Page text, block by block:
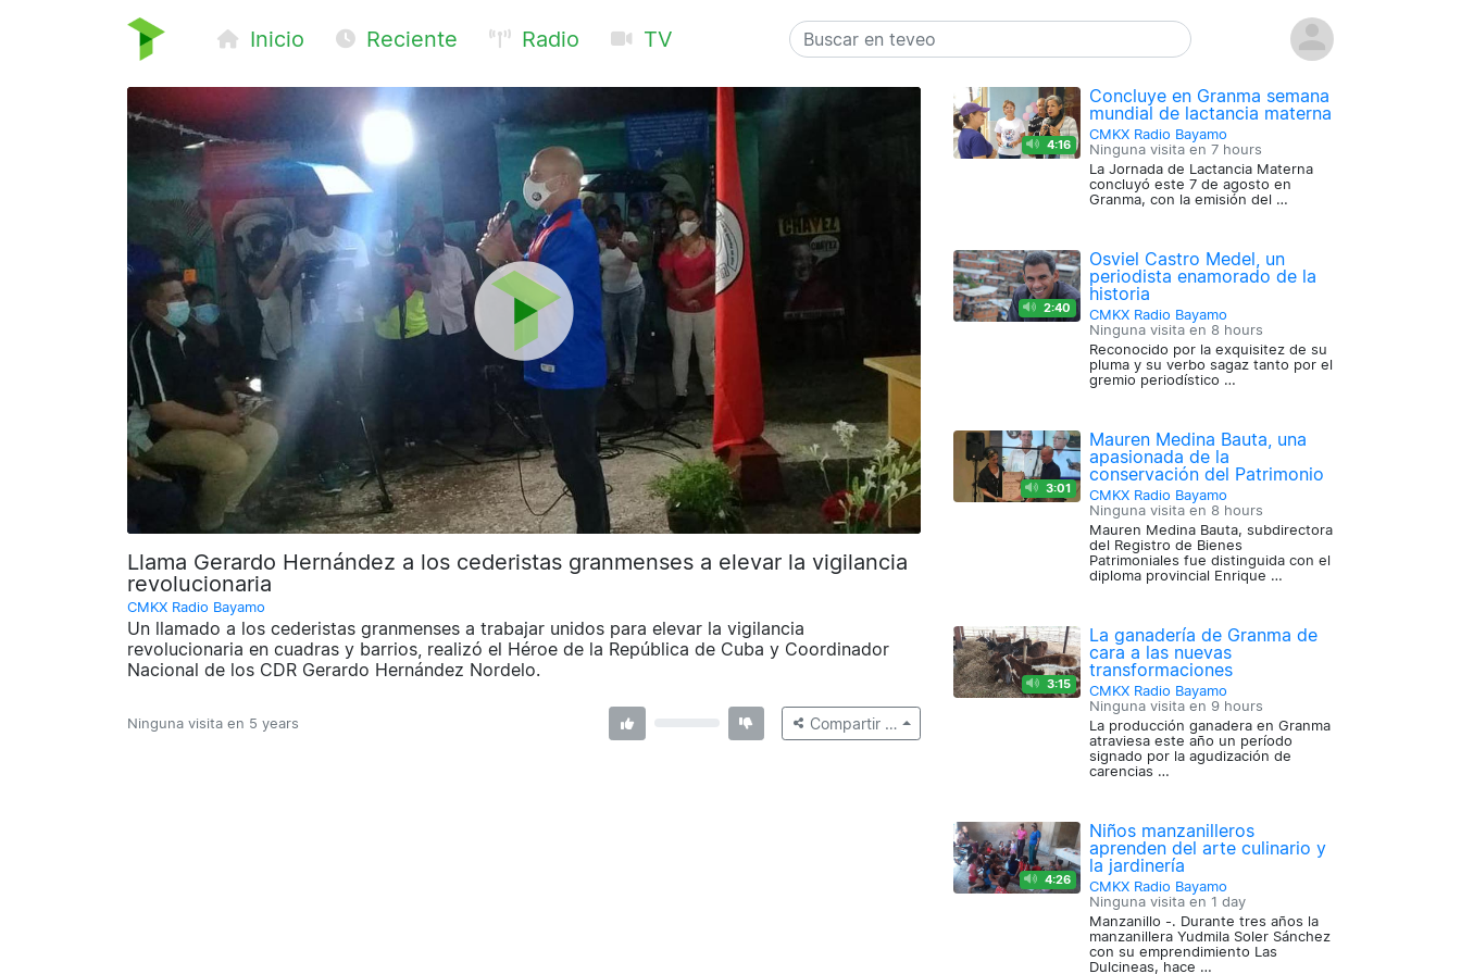
Inicio Reciente Radio TV
Llama Gerardo Hernández a los cederistas granmenses a elevar la vigilancia
revolucionaria
CMKX Radio Bayamo
Un llamado a los cederistas granmenses a trabajar unidos para elevar la vigilancia
revolucionaria en cuadras y barrios, realizó el Héroe de la República de Cuba y Coordinador
Nacional de los CDR Gerardo Hernández Nordelo.
Ninguna visita en 5 years Compartir …
4:16
Concluye en Granma semana
mundial de lactancia materna
CMKX Radio Bayamo
Ninguna visita en 7 hours
La Jornada de Lactancia Materna
concluyó este 7 de agosto en
Granma, con la emisión del …
2:40
Osviel Castro Medel, un
periodista enamorado de la
historia
CMKX Radio Bayamo
Ninguna visita en 8 hours
Reconocido por la exquisitez de su
pluma y su verbo sagaz tanto por el
gremio periodístico …
3:01
Mauren Medina Bauta, una
apasionada de la
conservación del Patrimonio
CMKX Radio Bayamo
Ninguna visita en 8 hours
Mauren Medina Bauta, subdirectora
del Registro de Bienes
Patrimoniales fue distinguida con el
diploma provincial Enrique …
3:15
La ganadería de Granma de
cara a las nuevas
transformaciones
CMKX Radio Bayamo
Ninguna visita en 9 hours
La producción ganadera en Granma
atraviesa este año un período
signado por la agudización de
carencias …
4:26
Niños manzanilleros
aprenden del arte culinario y
la jardinería
CMKX Radio Bayamo
Ninguna visita en 1 day
Manzanillo -. Durante tres años la
manzanillera Yudmila Soler Sánchez
con su emprendimiento Las
Dulcineas, hace …